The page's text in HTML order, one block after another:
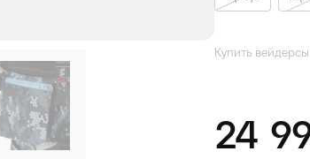
Купить
24